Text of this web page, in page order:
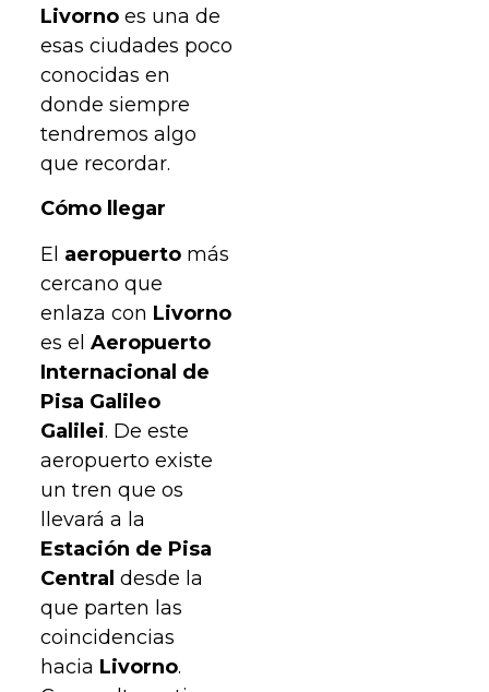
Livorno es una de
esas ciudades poco
conocidas en
donde siempre
tendremos algo
que recordar.
Cómo llegar
El aeropuerto más
cercano que
enlaza con Livorno
es elAeropuerto
Internacional de
Pisa Galileo
Galilei. De este
aeropuerto existe
un tren que os
llevará a la
Estación de Pisa
Central desde la
que parten las
coincidencias
hacia Livorno.